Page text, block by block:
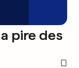
pire des